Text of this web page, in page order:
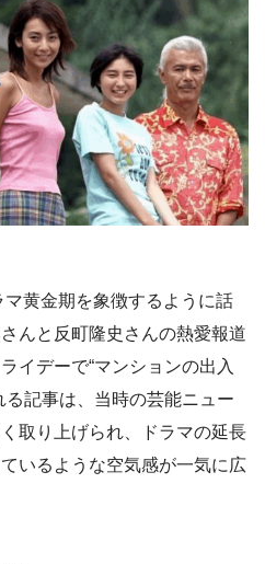
黄金期を象徴するように話
んと反町隆史さんの熱愛報道
イデーで“マンションの出入
る記事は、当時の芸能ニュー
取り上げられ、ドラマの延長
いるような空気感が一気に広